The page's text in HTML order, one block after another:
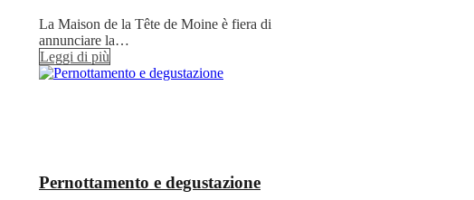
La Maison de la Tête de Moine è fiera di
annunciare la…
Leggi di più
Pernottamento e degustazione